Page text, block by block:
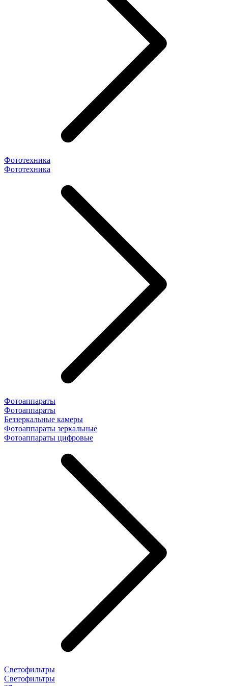
Фототехника
Фототехника
Фотоаппараты
Фотоаппараты
Беззеркальные камеры
Фотоаппараты зеркальные
Фотоаппараты цифровые
Светофильтры
Светофильтры